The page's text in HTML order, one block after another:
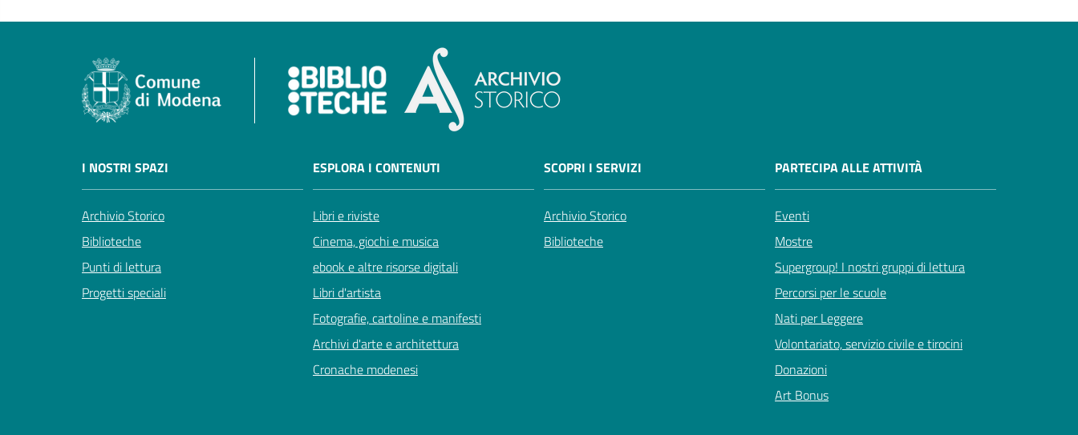
I NOSTRI SPAZI
Archivio Storico
Biblioteche
Punti di lettura
Progetti speciali
ESPLORA I CONTENUTI
Libri e riviste
Cinema, giochi e musica
ebook e altre risorse digitali
Libri d'artista
Fotografie, cartoline e manifesti
Archivi d'arte e architettura
Cronache modenesi
SCOPRI I SERVIZI
Archivio Storico
Biblioteche
PARTECIPA ALLE ATTIVITÀ
Eventi
Mostre
Supergroup! I nostri gruppi di lettura
Percorsi per le scuole
Nati per Leggere
Volontariato, servizio civile e tirocini
Donazioni
Art Bonus